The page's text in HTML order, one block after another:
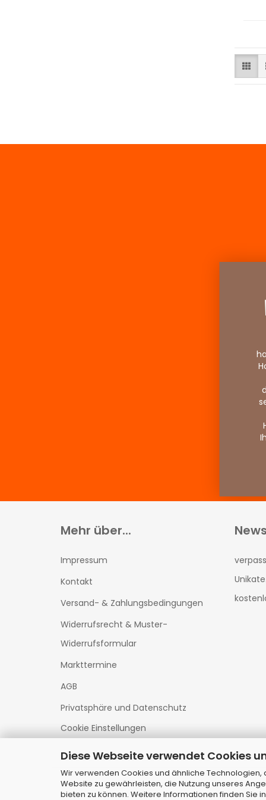
Diese Webseite verwendet Cookies
Wir verwenden Cookies und ähnliche
Website zu gewährleisten, die Nutzung unseres
bieten zu können. Weitere Informationen finden Sie
Mehr über...
Impressum
Kontakt
Versand- & Zahlungsbedingungen
Widerrufsrecht & Muster-
Widerrufsformular
Markttermine
AGB
Privatsphäre und Datenschutz
Cookie Einstellungen